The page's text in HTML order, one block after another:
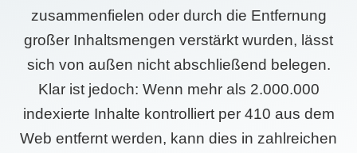
zusammenfielen oder durch die Entfernung
großer Inhaltsmengen verstärkt wurden, lässt
sich von außen nicht abschließend belegen.
Klar ist jedoch: Wenn mehr als 2.000.000
indexierte Inhalte kontrolliert per 410 aus dem
Web entfernt werden, kann dies in zahlreichen